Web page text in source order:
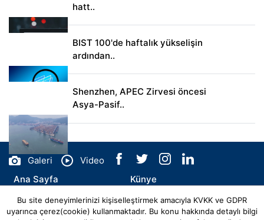
hatt..
BIST 100'de haftalık yükselişin
ardından..
Shenzhen, APEC Zirvesi öncesi
Asya-Pasif..
Galeri
Video
Ana Sayfa
Künye
İletişim
Bu site deneyimlerinizi kişiselleştirmek amacıyla KVKK ve GDPR
uyarınca çerez(cookie) kullanmaktadır. Bu konu hakkında detaylı bilgi